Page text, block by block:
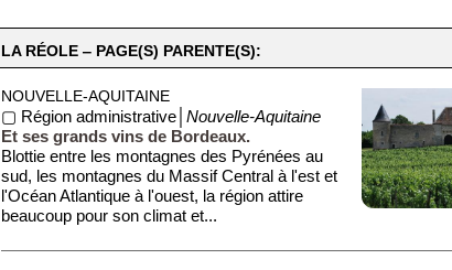
LA RÉOLE ‒ PAGE(S) PARENTE(S):
NOUVELLE-AQUITAINE
▢ Région administrative│Nouvelle-Aquitaine
Et ses grands vins de Bordeaux.
Blottie entre les montagnes des Pyrénées au
sud, les montagnes du Massif Central à l'est et
l'Océan Atlantique à l'ouest, la région attire
beaucoup pour son climat et...